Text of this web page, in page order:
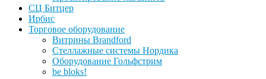
СЦ Битцер
Ирбис
Торговое оборудование
Витрины Brandford
Стеллажные системы Нордика
Оборудование Гольфстрим
be bloks!